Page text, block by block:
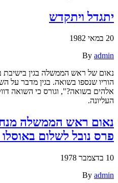
יתגדל ויתקדש
20 במאי 1982
By admin
נאום של ראש הממשלה בגין בישיבת
הוריו שנספו בשואה. בגין מדבר על
אלהים בשואה?", וגורס כי השואה
העליונה.
נאום ראש הממשלה
פרס נובל לשלום באוסלו
10 בדצמבר 1978
By admin